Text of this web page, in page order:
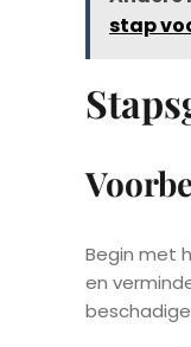
stap
Begin met
en